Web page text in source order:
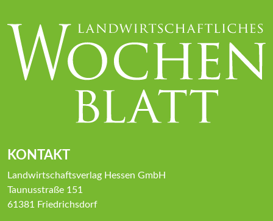
KONTAKT
Landwirtschaftsverlag Hessen GmbH
Taunusstraße 151
61381 Friedrichsdorf